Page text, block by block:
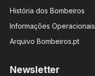
História dos Bombeiros
Informações Operacionais
Arquivo Bombeiros.pt
Newsletter